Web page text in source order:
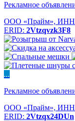
Рекламное
ООО «Прайм», ИНН
ERID: 2Vtzqvzk3F8
...
Рекламное
ООО «Прайм», ИНН
ERID: 2Vtzqx24DUn